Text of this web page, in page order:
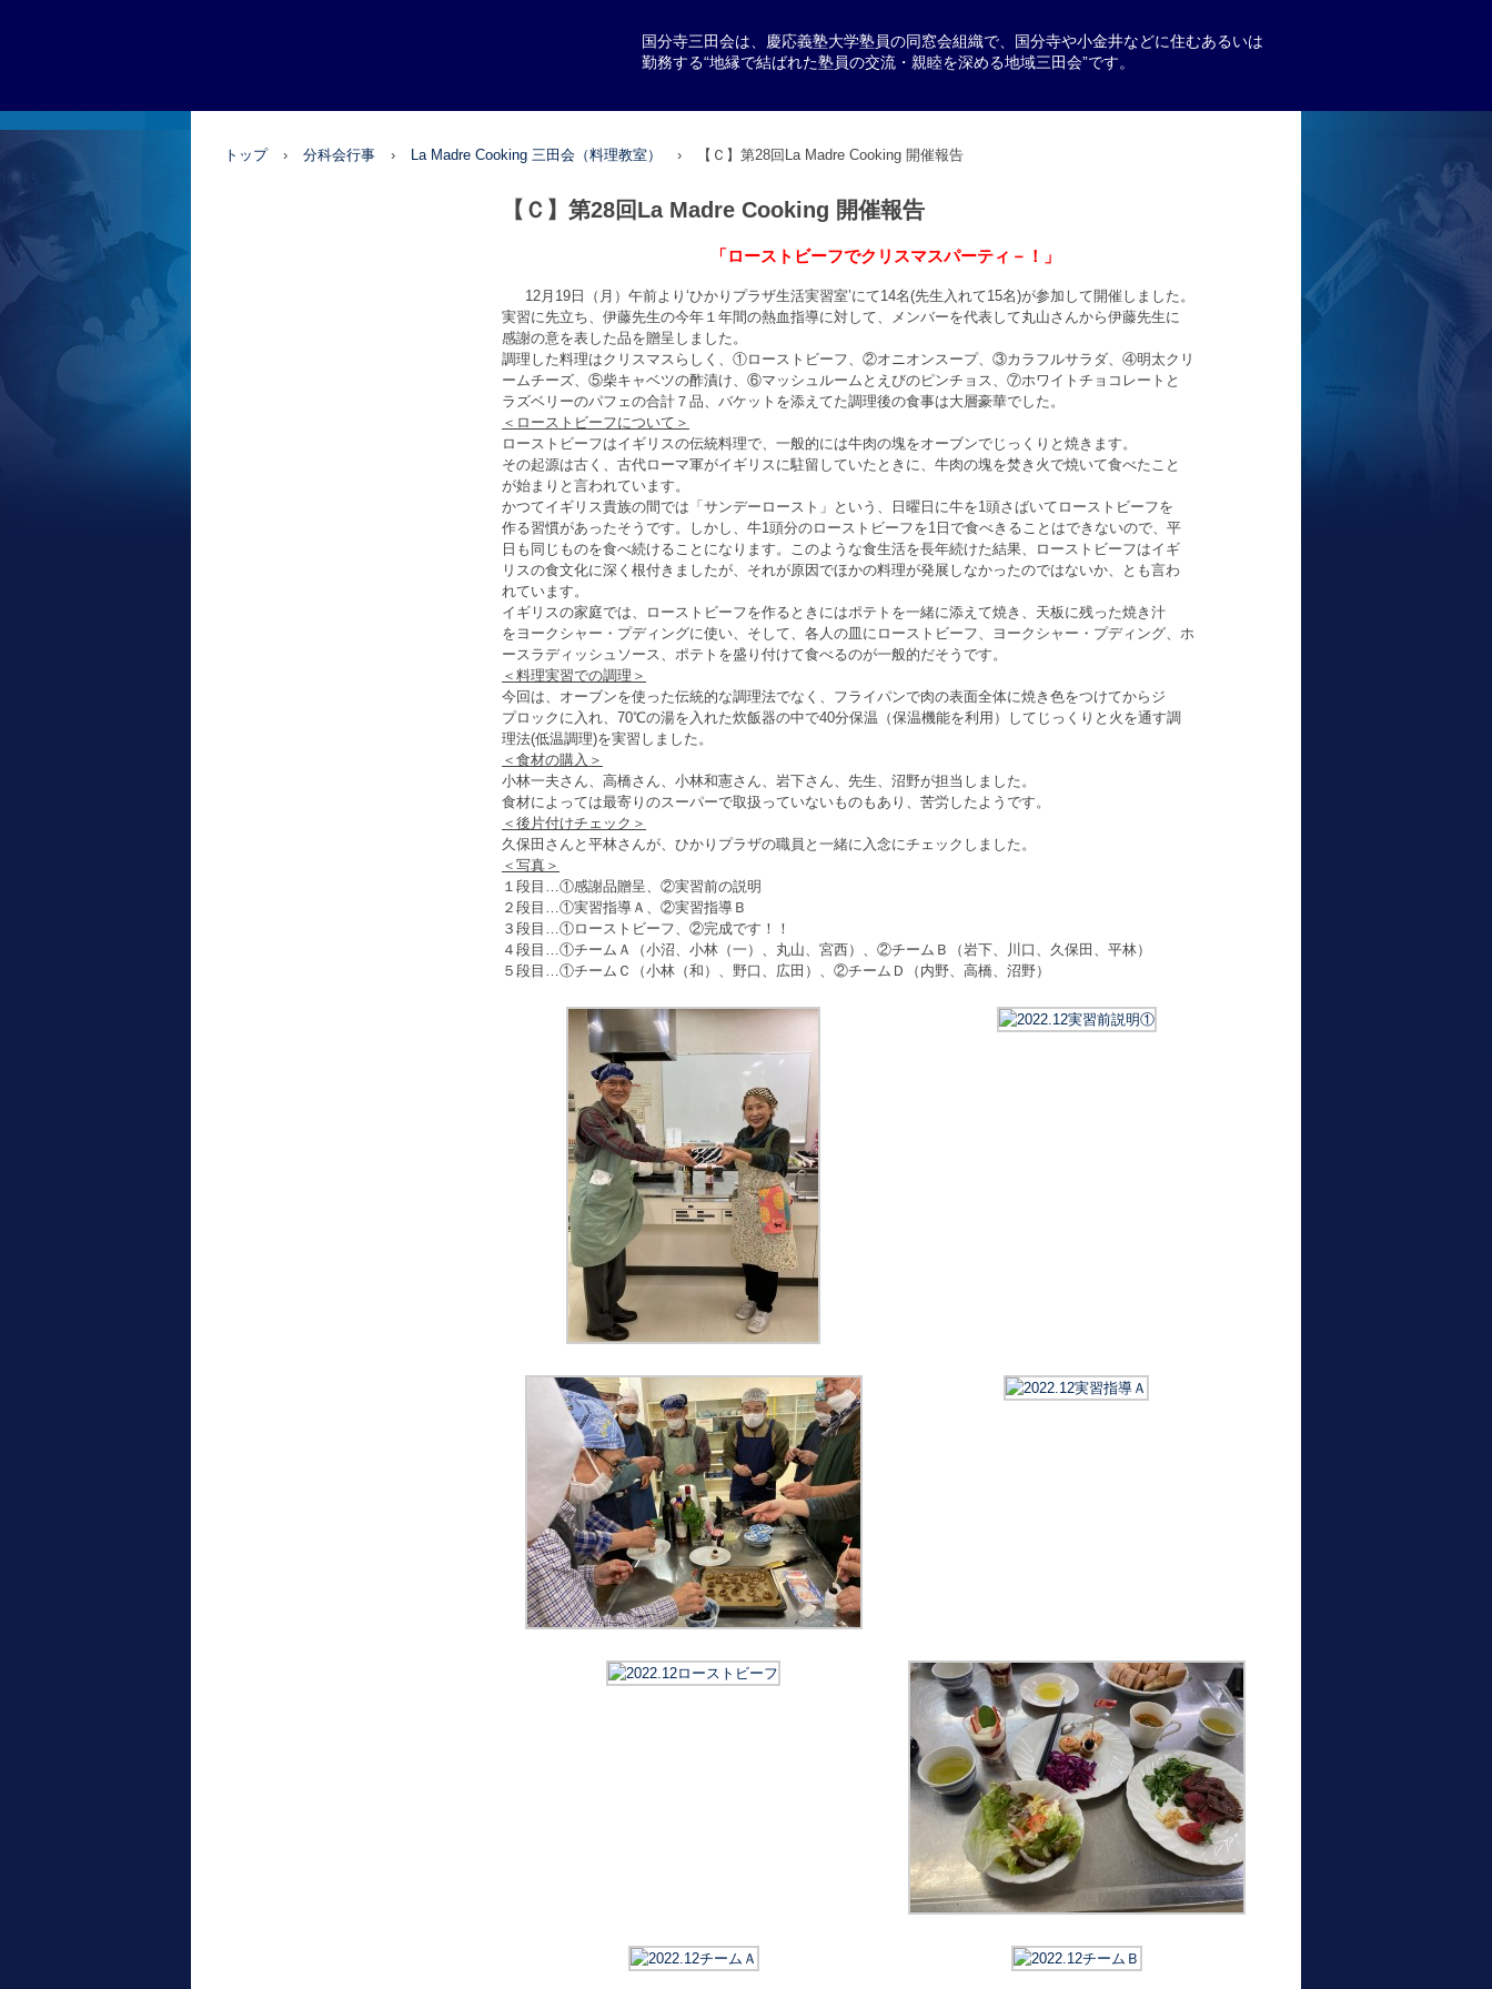
国分寺三田会
国分寺三田会は、慶応義塾大学塾員の同窓会組織で、国分寺や小金井などに住むあるいは
勤務する“地縁で結ばれた塾員の交流・親睦を深める地域三田会”です。
トップ › 分科会行事 › La Madre Cooking 三田会（料理教室） › 【Ｃ】第28回La Madre Cooking 開催報告
【Ｃ】第28回La Madre Cooking 開催報告
「ローストビーフでクリスマスパーティ－！」
12月19日（月）午前より‘ひかりプラザ生活実習室’にて14名(先生入れて15名)が参加して開催しました。
実習に先立ち、伊藤先生の今年１年間の熱血指導に対して、メンバーを代表して丸山さんから伊藤先生に
感謝の意を表した品を贈呈しました。
調理した料理はクリスマスらしく、①ローストビーフ、②オニオンスープ、③カラフルサラダ、④明太クリ
ームチーズ、⑤柴キャベツの酢漬け、⑥マッシュルームとえびのピンチョス、⑦ホワイトチョコレートと
ラズベリーのパフェの合計７品、バケットを添えてた調理後の食事は大層豪華でした。
＜ローストビーフについて＞
ローストビーフはイギリスの伝統料理で、一般的には牛肉の塊をオーブンでじっくりと焼きます。
その起源は古く、古代ローマ軍がイギリスに駐留していたときに、牛肉の塊を焚き火で焼いて食べたこと
が始まりと言われています。
かつてイギリス貴族の間では「サンデーロースト」という、日曜日に牛を1頭さばいてローストビーフを
作る習慣があったそうです。しかし、牛1頭分のローストビーフを1日で食べきることはできないので、平
日も同じものを食べ続けることになります。このような食生活を長年続けた結果、ローストビーフはイギ
リスの食文化に深く根付きましたが、それが原因でほかの料理が発展しなかったのではないか、とも言わ
れています。
イギリスの家庭では、ローストビーフを作るときにはポテトを一緒に添えて焼き、天板に残った焼き汁
をヨークシャー・プディングに使い、そして、各人の皿にローストビーフ、ヨークシャー・プディング、ホ
ースラディッシュソース、ポテトを盛り付けて食べるのが一般的だそうです。
＜料理実習での調理＞
今回は、オーブンを使った伝統的な調理法でなく、フライパンで肉の表面全体に焼き色をつけてからジ
プロックに入れ、70℃の湯を入れた炊飯器の中で40分保温（保温機能を利用）してじっくりと火を通す調
理法(低温調理)を実習しました。
＜食材の購入＞
小林一夫さん、高橋さん、小林和憲さん、岩下さん、先生、沼野が担当しました。
食材によっては最寄りのスーパーで取扱っていないものもあり、苦労したようです。
＜後片付けチェック＞
久保田さんと平林さんが、ひかりプラザの職員と一緒に入念にチェックしました。
＜写真＞
１段目…①感謝品贈呈、②実習前の説明
２段目…①実習指導Ａ、②実習指導Ｂ
３段目…①ローストビーフ、②完成です！！
４段目…①チームＡ（小沼、小林（一）、丸山、宮西）、②チームＢ（岩下、川口、久保田、平林）
５段目…①チームＣ（小林（和）、野口、広田）、②チームＤ（内野、高橋、沼野）